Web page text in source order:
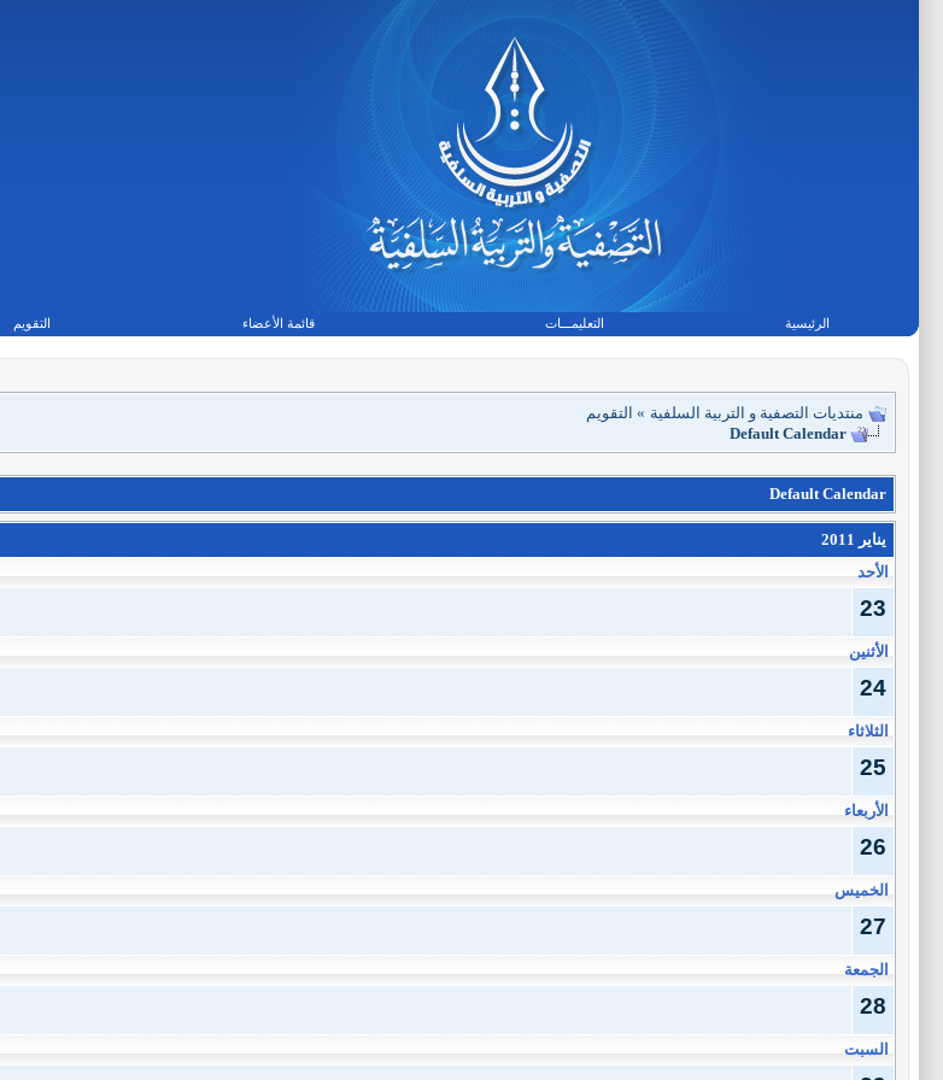
الرئيسية التعليمـــات قائمة الأعضاء التقويم
منتديات التصفية و التربية السلفية » التقويم
Default Calendar
Default Calendar
يناير 2011
الأحد
23
الأثنين
24
الثلاثاء
25
الأربعاء
26
الخميس
27
الجمعة
28
السبت